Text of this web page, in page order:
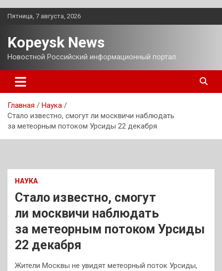
Перейти
Пятница, 7 августа, 2026
Kopeysk News
Новостной Российский информационный портал.
Главная
Наука
Стало известно, смогут ли москвичи наблюдать
за метеорным потоком Урсиды 22 декабря
НАУКА
Стало известно, смогут
ли москвичи наблюдать
за метеорным потоком Урсиды
22 декабря
Жители Москвы не увидят метеорный поток Урсиды,